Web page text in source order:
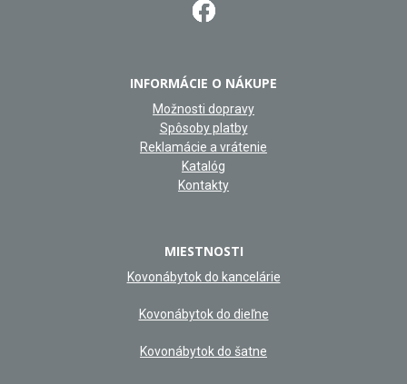
INFORMÁCIE O NÁKUPE
Možnosti dopravy
Spôsoby platby
Reklamácie a vrátenie
Katalóg
Kontakty
MIESTNOSTI
Kovonábytok do kancelárie
Kovonábytok do dieľne
Kovonábytok do šatne